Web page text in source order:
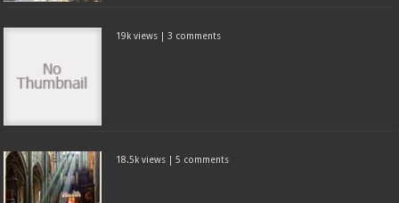
19k views | 3 comments
18.5k views |5 comments